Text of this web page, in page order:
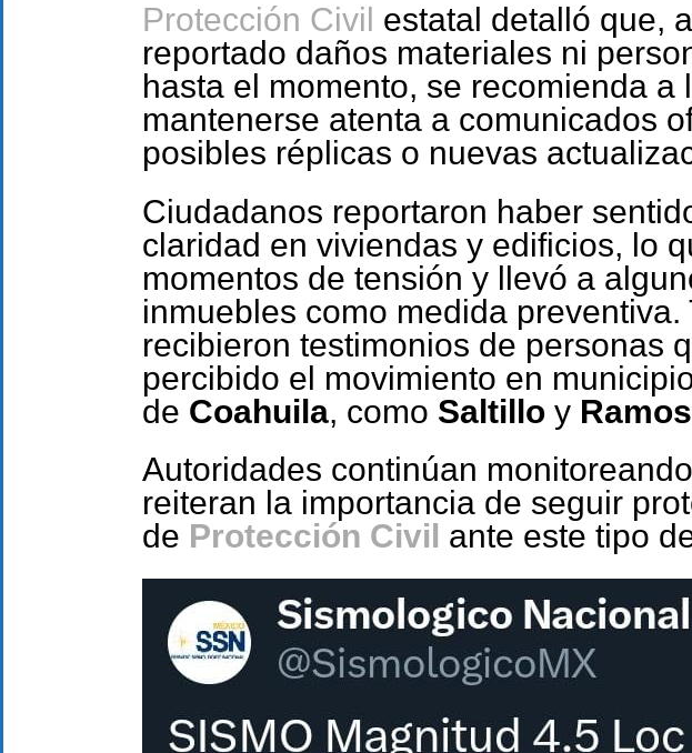
Protección Civil estatal detalló que,
reportado daños materiales ni
hasta el momento, se recomienda a
mantenerse atenta a comunicados
posibles réplicas o nuevas
Ciudadanos reportaron haber
claridad en viviendas y edificios, lo
momentos de tensión y llevó a
inmuebles como medida preventiva.
recibieron testimonios de personas
percibido el movimiento en
de Coahuila, como Saltillo y
Autoridades continúan
reiteran la importancia de seguir
de Protección Civil ante este tipo